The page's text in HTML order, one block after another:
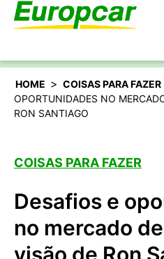
Português
HOME > COISAS PARA FAZER
OPORTUNIDADES NO
RON SANTIAGO
COISAS PARA FAZER
Desafios e
no mercado